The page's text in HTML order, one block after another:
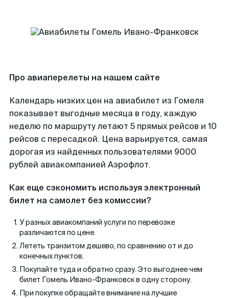
Про авиаперелеты на нашем сайте
Календарь низких цен на авиабилет из Гомеля
показывает выгодные месяца в году, каждую
неделю по маршруту летают 5 прямых рейсов и 10
рейсов с пересадкой. Цена варьируется, самая
дорогая из найденных пользователями 9000
рублей авиакомпанией Аэрофлот.
Как еще сэкономить используя электронный
билет на самолет без комиссии?
У разных авиакомпаний услуги по перевозке
различаются по цене.
Лететь транзитом дешево, по сравнению от и до
конечных пунктов.
Покупайте туда и обратно сразу. Это выгоднее чем
билет Гомель Ивано-Франковск в одну сторону.
При покупке обращайте внимание на лучшие